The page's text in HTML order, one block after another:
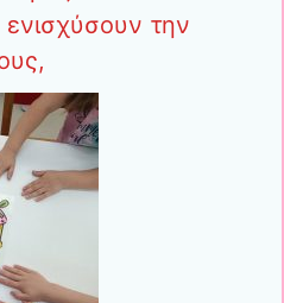
ενισχύσουν την